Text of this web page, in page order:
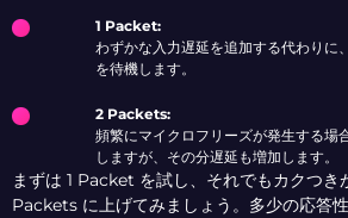
1 Packet:
わずかな入力遅延を追加する代わりに
を待機します。
2 Packets:
頻繁にマイクロフリーズが発生する場
しますが、その分遅延も増加します。
まずは 1 Packet を試し、それでもカクつき
Packets に上げてみましょう。多少の応答